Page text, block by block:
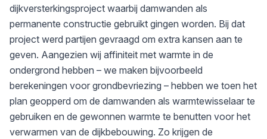
dijkversterkingsproject waarbij damwanden als
permanente constructie gebruikt gingen worden. Bij dat
project werd partijen gevraagd om extra kansen aan te
geven. Aangezien wij affiniteit met warmte in de
ondergrond hebben – we maken bijvoorbeeld
berekeningen voor grondbevriezing – hebben we toen het
plan geopperd om de damwanden als warmtewisselaar te
gebruiken en de gewonnen warmte te benutten voor het
verwarmen van de dijkbebouwing. Zo krijgen de